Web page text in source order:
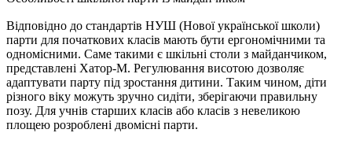
Відповідно до стандартів НУШ (Нової української школи)
парти для початкових класів мають бути ергономічними та
одномісними. Саме такими є шкільні столи з майданчиком,
представлені Хатор-М. Регулювання висотою дозволяє
адаптувати парту під зростання дитини. Таким чином, діти
різного віку можуть зручно сидіти, зберігаючи правильну
позу. Для учнів старших класів або класів з невеликою
площею розроблені двомісні парти.